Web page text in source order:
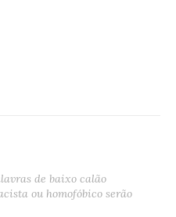
de baixo calão
ou homofóbico serão